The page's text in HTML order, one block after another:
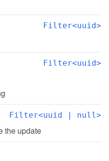
Filter<uuid>
Filter<uuid>
Filter<uuid | null>
the update